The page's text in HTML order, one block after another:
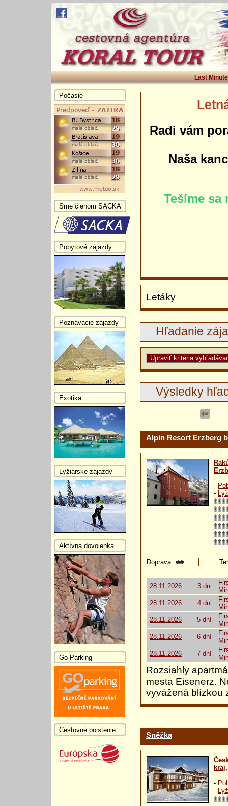
Last Minute
Radi vám
Naša
Tešíme sa
Letáky
Hľadanie
Výsledky
Alpin Resort Erzberg
-
-
Doprava:
28.11.2026 3 dni
28.11.2026
4 dni
28.11.2026
5 dní
28.11.2026
6 dní
28.11.2026
7 dní
Rozsiahly
mesta Eisenerz.
vyvážená blízkou
Sněžka
kraj
-
-
Počasie
Sme členom SACKA
Pobytové zájazdy
Poznávacie zájazdy
Exotika
Lyžiarske zájazdy
Aktívna dovolenka
Go Parking
Cestovné poistenie